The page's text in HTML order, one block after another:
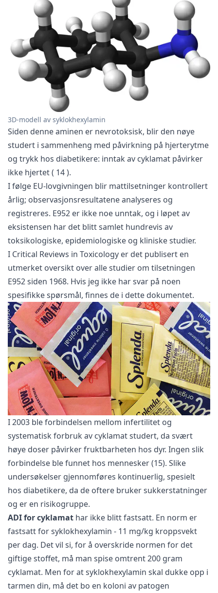
3D-modell av syklokhexylamin
Siden denne aminen er nevrotoksisk, blir den nøye
studert i sammenheng med påvirkning på hjerterytme
og trykk hos diabetikere: inntak av cyklamat påvirker
ikke hjertet ( 14).
I følge EU-lovgivningen blir mattilsetninger kontrollert
årlig; observasjonsresultatene analyseres og
registreres. E952 er ikke noe unntak, og i løpet av
eksistensen har det blitt samlet hundrevis av
toksikologiske, epidemiologiske og kliniske studier.
I Critical Reviews in Toxicology er det publisert en
utmerket oversikt over alle studier om tilsetningen
E952 siden 1968. Hvis jeg ikke har svar på noen
spesifikke spørsmål, finnes de i dette dokumentet.
I 2003 ble forbindelsen mellom infertilitet og
systematisk forbruk av cyklamat studert, da svært
høye doser påvirker fruktbarheten hos dyr. Ingen slik
forbindelse ble funnet hos mennesker (15). Slike
undersøkelser gjennomføres kontinuerlig, spesielt
hos diabetikere, da de oftere bruker sukkerstatninger
og er en risikogruppe.
ADI for cyklamat har ikke blitt fastsatt. En norm er
fastsatt for syklokhexylamin - 11 mg/kg kroppsvekt
per dag. Det vil si, for å overskride normen for det
giftige stoffet, må man spise omtrent 200 gram
cyklamat. Men for at syklokhexylamin skal dukke opp i
tarmen din, må det bo en koloni av patogen